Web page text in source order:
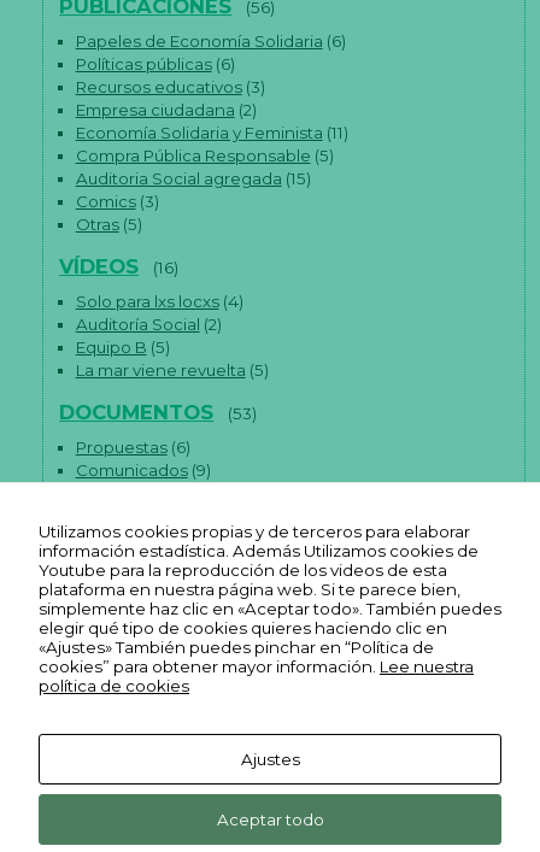
PUBLICACIONES
(56)
Papeles de Economía Solidaria (6)
Políticas públicas(6)
Recursos educativos(3)
Empresa ciudadana (2)
Economía Solidaria y Feminista (11)
Compra Pública Responsable (5)
Auditoria Social agregada (15)
Comics(3)
Otras(5)
VÍDEOS
(16)
Solo para lxs locxs(4)
Auditoría Social (2)
Equipo B (5)
La mar viene revuelta (5)
DOCUMENTOS
(53)
Propuestas(6)
Comunicados(9)
Ekonopolo. Polo de Economía
Social y Solidaria. Harrobia Plaza
4, 2º 48003 Bilbao Bizkaia
Reas
Euskadi
Facebook
Youtube
Euskadi
REAS
Aviso legal
Utilizamos cookies propias y de terceros para elaborar
información estadística. Además Utilizamos cookies de
Youtube para la reproducción de los videos de esta
plataforma en nuestra página web. Si te parece bien,
simplemente haz clic en «Aceptar todo». También puedes
elegir qué tipo de cookies quieres haciendo clic en
«Ajustes» También puedes pinchar en “Política de
cookies” para obtener mayor información. Lee nuestra
política de cookies
Ajustes
Aceptar todo